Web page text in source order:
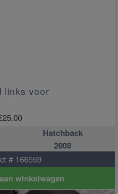
links voor
25.00
Hatchback
2008
# 166559
winkelwagen